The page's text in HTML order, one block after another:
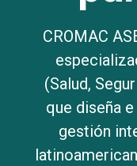
CROMAC
(Salud,
que diseña
gestión